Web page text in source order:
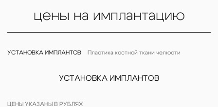
цены на имплантацию
УСТАНОВКА ИМПЛАНТОВ Пластика костной ткани челюсти
УСТАНОВКА ИМПЛАНТОВ
ЦЕНЫ УКАЗАНЫ В РУБЛЯХ